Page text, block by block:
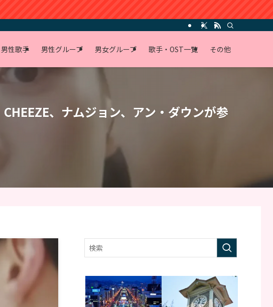
男性歌手 男性グループ 男女グループ 歌手・OST一覧 その他
、ナムジョン、アン・ダウンが参